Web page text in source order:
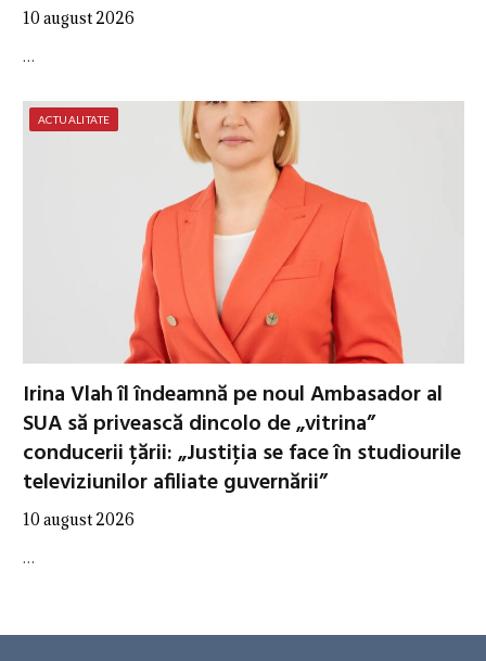
10 august 2026
…
ACTUALITATE
Irina Vlah îl îndeamnă pe noul Ambasador al
SUA să privească dincolo de „vitrina”
conducerii țării: „Justiţia se face în studiourile
televiziunilor afiliate guvernării”
10 august 2026
…